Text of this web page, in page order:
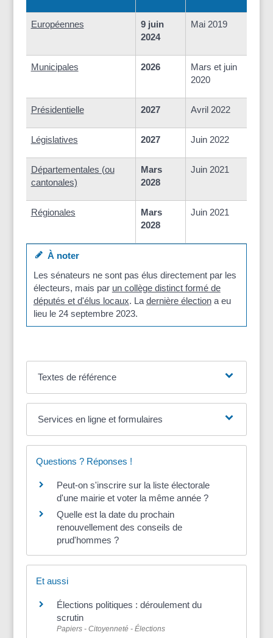
Européennes
9 juin
2024
Mai 2019
Municipales 2026
Mars et juin
2020
Présidentielle 2027 Avril 2022
Législatives 2027 Juin 2022
Départementales (ou
cantonales)
Mars
2028
Juin 2021
Régionales
Mars
2028
Juin 2021
À noter
Les sénateurs ne sont pas élus directement par les
électeurs, mais par un collège distinct formé de
députés et d'élus locaux. La dernière électiona eu
lieu le 24 septembre 2023.
Textes de référence
Services en ligne et formulaires
Questions ? Réponses !
Peut-on s'inscrire sur la liste électorale
d'une mairie et voter la même année ?
Quelle est la date du prochain
renouvellement des conseils de
prud'hommes ?
Et aussi
Élections politiques : déroulement du
scrutin
Papiers - Citoyenneté - Élections